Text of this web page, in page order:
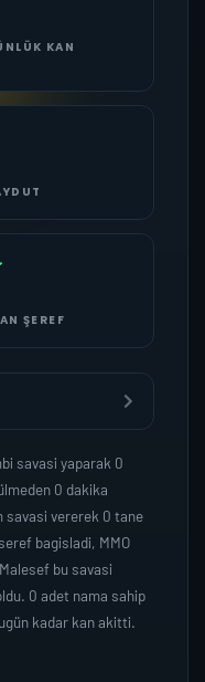
KAN
ŞEREF
savasi yaparak 0
0 dakika
savasi vererek 0 tane
bagisladi, MMO
bu savasi
0 adet nama sahip
kadar kan akitti.